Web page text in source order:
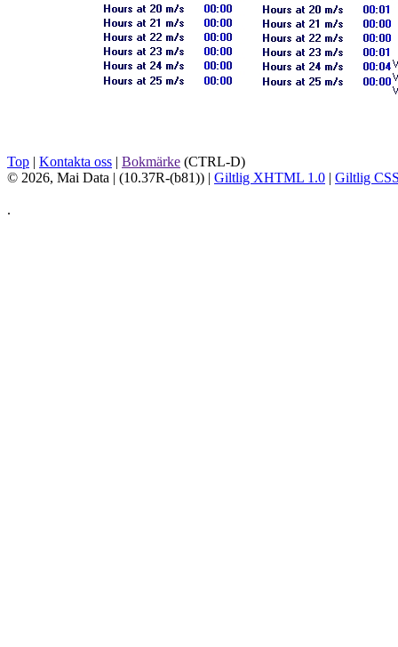
Top | Kontakta oss | Bokmärke (CTRL-D)
© 2026, Mai Data | (10.37R-(b81)) | Giltlig XHTML 1.0 | Giltlig
.